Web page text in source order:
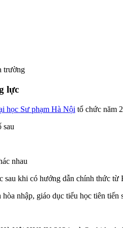
trường
lực
học Sư phạm Hà Nội tổ chức năm
sau
nhau
sau khi có hướng dẫn chính thức
nhập, giáo dục tiểu học tiên